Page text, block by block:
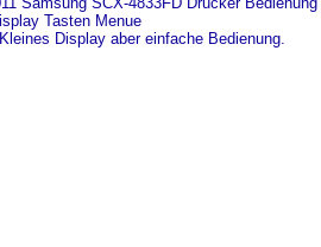
Kleines Display aber einfache Bedienung.